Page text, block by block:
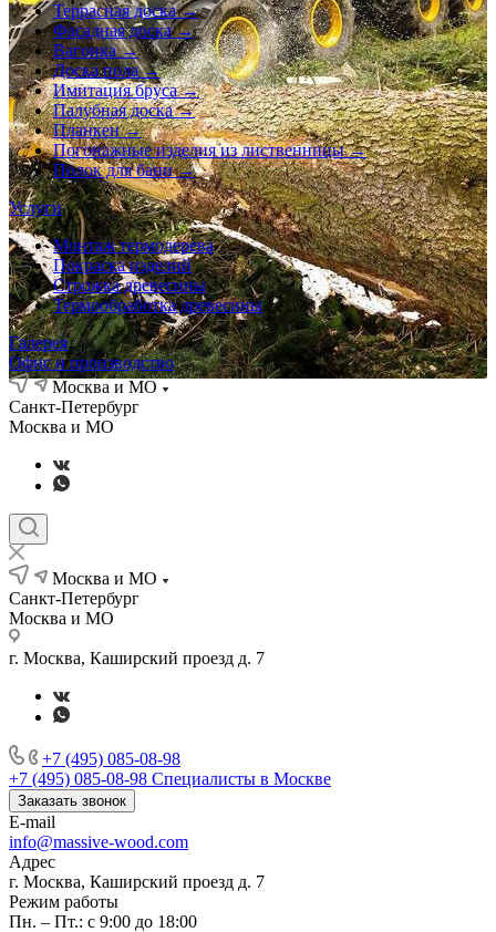
Террасная доска →
Фасадная доска →
Вагонка →
Доска пола →
Имитация бруса →
Палубная доска →
Планкен →
Погонажные изделия из лиственницы →
Полок для бани →
Услуги
Монтаж термодерева
Покраска изделий
Строжка древесины
Термообработка древесины
Галерея
Офис и производство
Москва и МО
Санкт-Петербург
Москва и МО
Москва и МО
Санкт-Петербург
Москва и МО
г. Москва, Каширский проезд д. 7
+7 (495) 085-08-98
+7 (495) 085-08-98 Специалисты в Москве
Заказать звонок
E-mail
info@massive-wood.com
Адрес
г. Москва, Каширский проезд д. 7
Режим работы
Пн. – Пт.: с 9:00 до 18:00